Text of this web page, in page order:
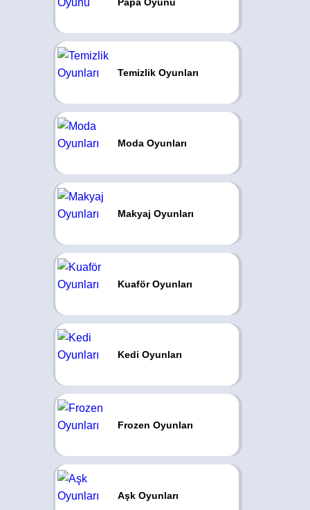
Temizlik Oyunları
Moda Oyunları
Makyaj Oyunları
Kuaför Oyunları
Kedi Oyunları
Frozen Oyunları
Aşk Oyunları